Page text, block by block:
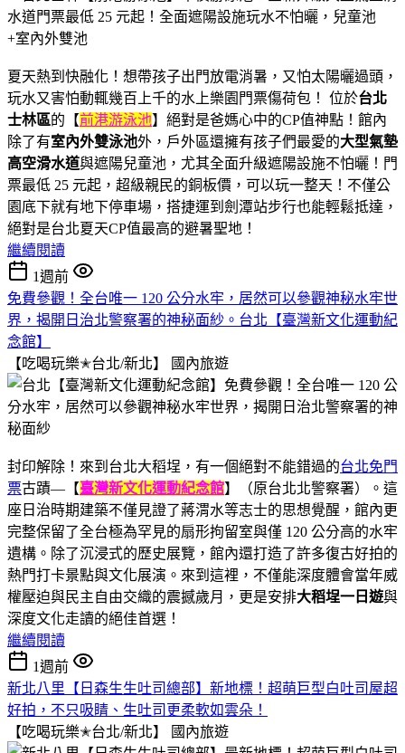
夏天熱到快融化！想帶孩子出門放電消暑，又怕太陽曬過頭，
玩水又害怕動輒幾百上千的水上樂園門票傷荷包！ 位於台北
士林區的【前港游泳池】絕對是爸媽心中的CP值神點！館內
除了有室內外雙泳池外，戶外區還擁有孩子們最愛的大型氣墊
高空滑水道與遮陽兒童池，尤其全面升級遮陽設施不怕曬！門
票最低 25 元起，超級親民的銅板價，可以玩一整天！不僅公
園底下就有地下停車場，搭捷運到劍潭站步行也能輕鬆抵達，
絕對是台北夏天CP值最高的避暑聖地！
繼續閱讀
1週前
免費參觀！全台唯一 120 公分水牢，居然可以參觀神秘水牢世
界，揭開日治北警察署的神秘面紗。台北【臺灣新文化運動紀
念館】
【吃喝玩樂✭台北/新北】
國內旅遊
封印解除！來到台北大稻埕，有一個絕對不能錯過的台北免門
票古蹟—【臺灣新文化運動紀念館】（原台北北警察署）。這
座日治時期建築不僅見證了蔣渭水等志士的思想覺醒，館內更
完整保留了全台極為罕見的扇形拘留室與僅 120 公分高的水牢
遺構。除了沉浸式的歷史展覽，館內還打造了許多復古好拍的
熱門打卡景點與文化展演。來到這裡，不僅能深度體會當年威
權壓迫與民主自由交織的震撼歲月，更是安排大稻埕一日遊與
深度文化走讀的絕佳首選！
繼續閱讀
1週前
新北八里【日森生生吐司總部】新地標！超萌巨型白吐司屋超
好拍，不只吸睛、生吐司更柔軟如雲朵！
【吃喝玩樂✭台北/新北】
國內旅遊